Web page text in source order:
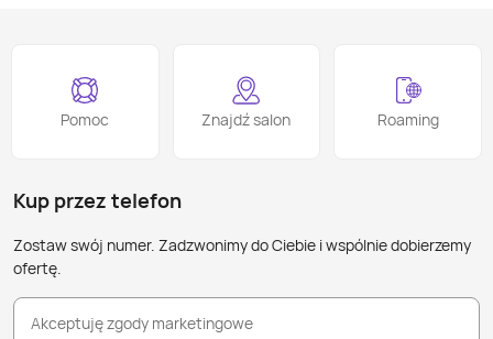
Pomoc Znajdź salon Roaming
Kup przez telefon
Zostaw swój numer. Zadzwonimy do Ciebie i wspólnie dobierzemy
ofertę.
Akceptuję zgody marketingowe